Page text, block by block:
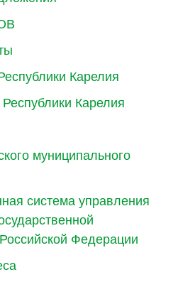
Карелия
Карелия
муниципального
система управления
Федерации